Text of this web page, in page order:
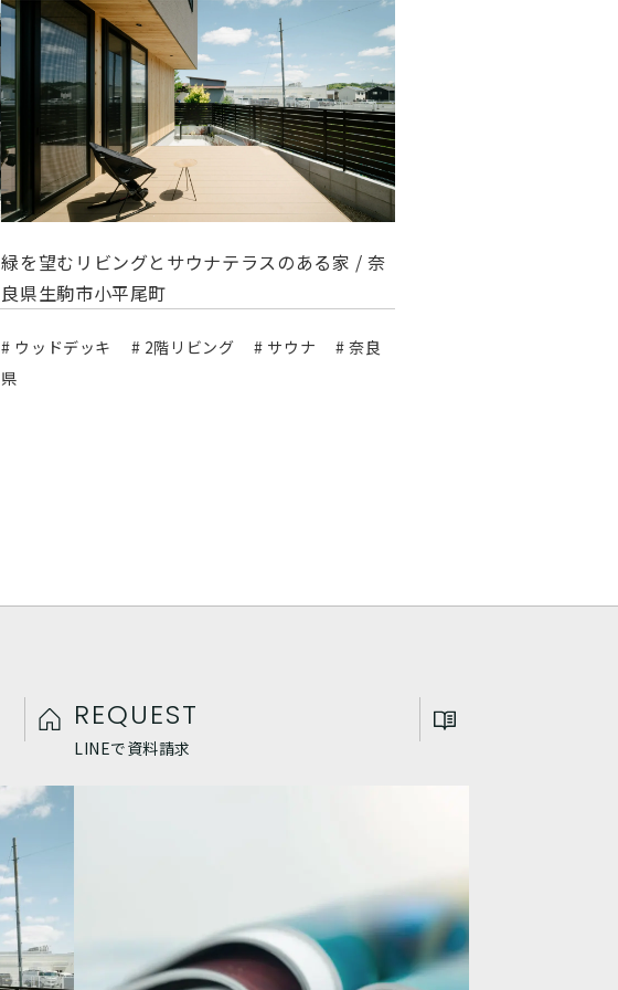
緑を望むリビングとサウナテラスのある家 / 奈
良県生駒市小平尾町
# ウッドデッキ # 2階リビング # サウナ
# 奈良
県
REQUEST
LINEで資料請求